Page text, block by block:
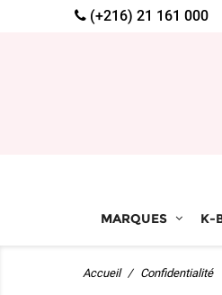
(+216) 21 161 000
MARQUES K-
Accueil Confidentialité